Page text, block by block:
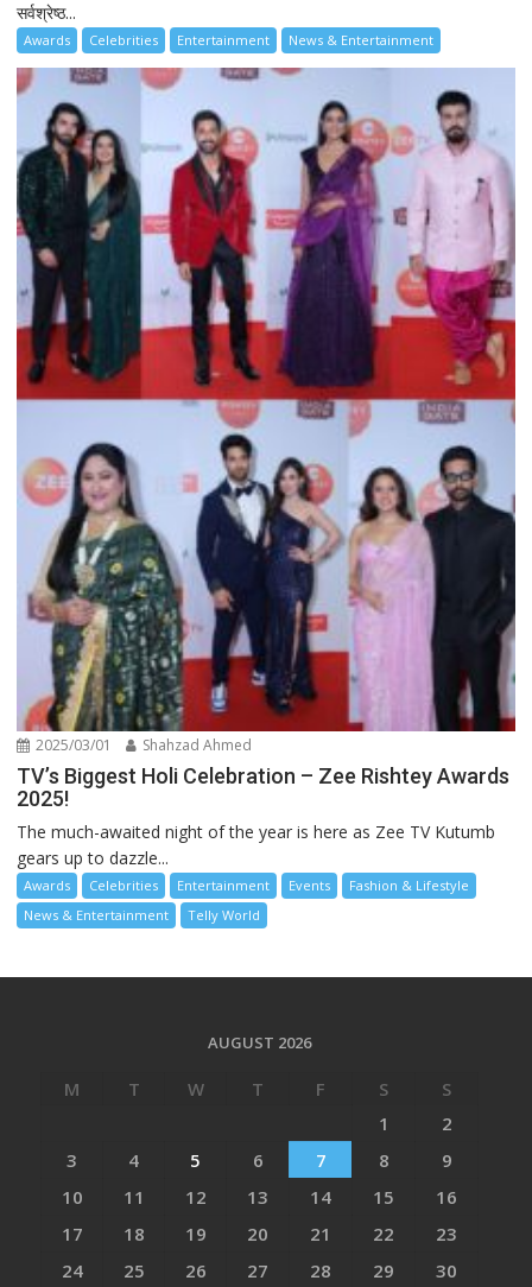
सर्वश्रेष्ठ...
Awards Celebrities Entertainment News & Entertainment
2025/03/01 Shahzad Ahmed
TV’s Biggest Holi Celebration – Zee Rishtey Awards
2025!
The much-awaited night of the year is here as Zee TV Kutumb
gears up to dazzle...
Awards Celebrities Entertainment Events
Fashion & Lifestyle
News & Entertainment
Telly World
AUGUST 2026
M T W T F S
S
1
2
3
4 5 6 7 8
9
10
11 12 13 14 15
16
17
18 19 20 21 22
23
24
25 26 27 28 29
30